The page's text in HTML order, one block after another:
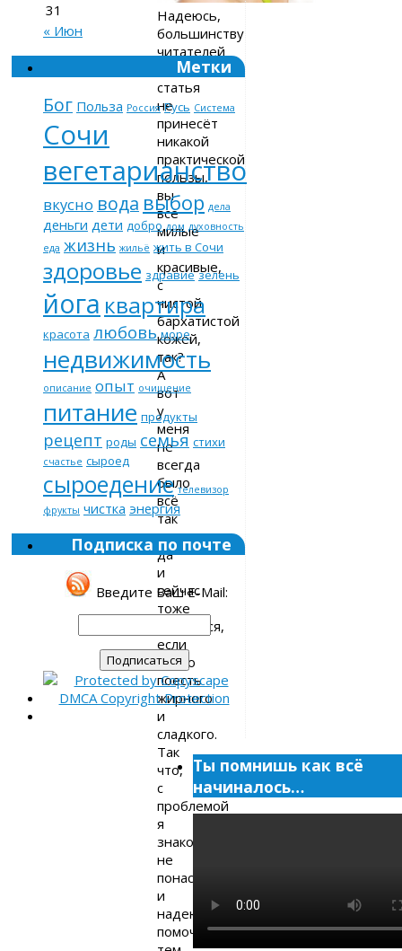
Надеюсь,
большинству
читателей
эта
статья
не
принесёт
никакой
практической
пользы,
вы
все
милые
и
красивые,
с
чистой
бархатистой
кожей,
так?
А
вот
у
меня
не
всегда
было
всё
так
хорошо,
да
и
сейчас
тоже
случается,
если
много
поесть
жирного
и
сладкого.
Так
что,
с
проблемой
я
знаком
не
понаслышке
и
надеюсь
помочь
31
« Июн
Метки
Бог Польза Россия Русь Система
Сочи
вегетарианство
вкусно вода выбор дела
деньги дети добро дом духовность
еда жизнь жильё жить в Сочи
здоровье здравие зелень
йога квартира
красота любовь море
недвижимость
описание опыт очищение
питание продукты
рецепт роды семья стихи
счастье сыроед
сыроедение телевизор
фрукты чистка энергия
Подписка по почте
Введите Ваш E-Mail:
Ты помнишь как всё
начиналось…